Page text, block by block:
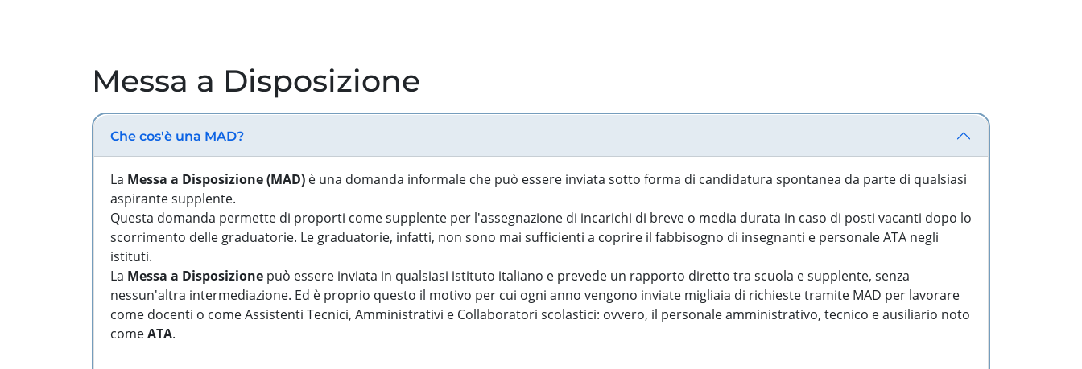
Messa a Disposizione
Che cos'è una MAD?
La Messa a Disposizione (MAD) è una domanda informale che può essere inviata sotto forma di candidatura spontanea da parte di qualsiasi
aspirante supplente.
Questa domanda permette di proporti come supplente per l'assegnazione di incarichi di breve o media durata in caso di posti vacanti dopo lo
scorrimento delle graduatorie. Le graduatorie, infatti, non sono mai sufficienti a coprire il fabbisogno di insegnanti e personale ATA negli
istituti.
La Messa a Disposizione può essere inviata in qualsiasi istituto italiano e prevede un rapporto diretto tra scuola e supplente, senza
nessun'altra intermediazione. Ed è proprio questo il motivo per cui ogni anno vengono inviate migliaia di richieste tramite MAD per lavorare
come docenti o come Assistenti Tecnici, Amministrativi e Collaboratori scolastici: ovvero, il personale amministrativo, tecnico e ausiliario noto
comeATA.